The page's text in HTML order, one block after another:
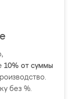
10% от суммы
без %.